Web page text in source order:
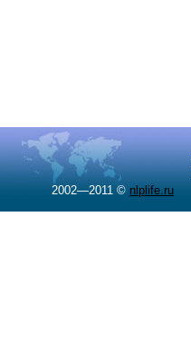
2002—2011 © nlplife.ru